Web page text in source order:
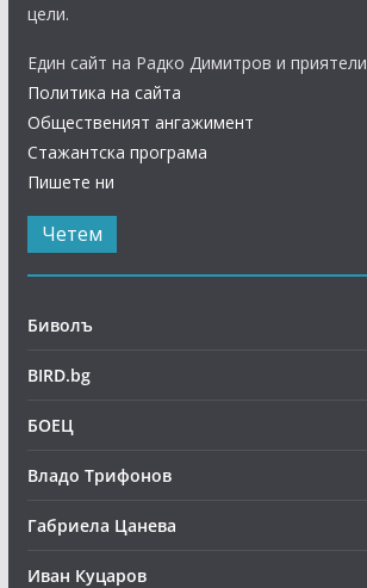
цели.
Един сайт на Радко Димитров и приятели
Политика на сайта
Общественият ангажимент
Стажантска програма
Пишете ни
Четем
Биволъ
BIRD.bg
БОЕЦ
Владо Трифонов
Габриела Цанева
Иван Куцаров